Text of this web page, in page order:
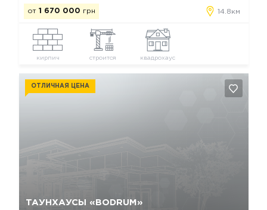
от 1 670 000 грн 14.8км
кирпич строится квадрохаус
ТАУНХАУСЫ «BODRUM»
ОТЛИЧНАЯ ЦЕНА